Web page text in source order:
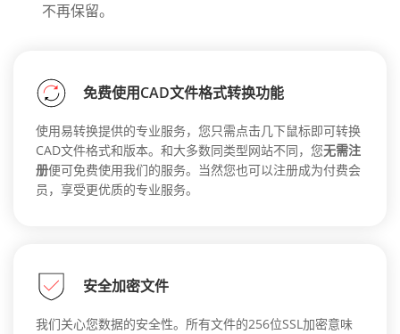
不再保留。
免费使用CAD文件格式转换功能
使用易转换提供的专业服务，您只需点击几下鼠标即可转换
CAD文件格式和版本。和大多数同类型网站不同，您无需注
册便可免费使用我们的服务。当然您也可以注册成为付费会
员，享受更优质的专业服务。
安全加密文件
我们关心您数据的安全性。所有文件的256位SSL加密意味